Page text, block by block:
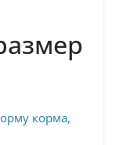
корма,